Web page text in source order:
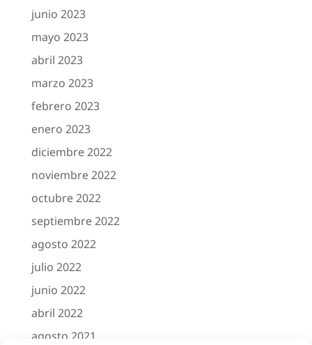
junio 2023
mayo 2023
abril 2023
marzo 2023
febrero 2023
enero 2023
diciembre 2022
noviembre 2022
octubre 2022
septiembre 2022
agosto 2022
julio 2022
junio 2022
abril 2022
agosto 2021